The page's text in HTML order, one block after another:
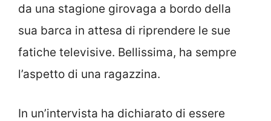
da una stagione girovaga a bordo della
sua barca in attesa di riprendere le sue
fatiche televisive. Bellissima, ha sempre
l’aspetto di una ragazzina.
In un’intervista ha dichiarato di essere